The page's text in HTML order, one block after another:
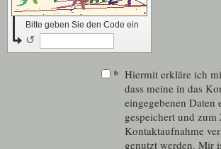
Bitte geben Sie den Code ein
↺
* Hiermit erkläre ich
dass meine in das
eingegebenen Daten
gespeichert und zum
Kontaktaufnahme
genutzt werden. Mir